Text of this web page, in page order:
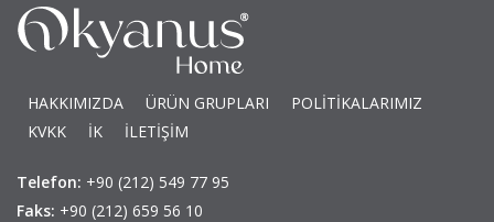
HAKKIMIZDA ÜRÜN GRUPLARI
POLİTİKALARIMIZ
KVKK
İK İLETİŞİM
Telefon: +90 (212) 549 77 95
Faks: +90 (212) 659 56 10